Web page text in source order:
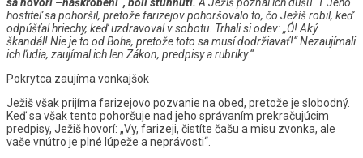
hostiteľ sa pohoršil, pretože farizejov pohoršovalo to, čo Ježíš robil, keď
odpúšťal hriechy, keď uzdravoval v sobotu. Trhali si odev: „Ó! Aký
škandál! Nie je to od Boha, pretože toto sa musí dodržiavať!“ Nezaujímali
ich ľudia, zaujímal ich len Zákon, predpisy a rubriky.“
Pokrytca zaujíma vonkajšok
Ježiš však prijíma farizejovo pozvanie na obed, pretože je slobodný.
Keď sa však tento pohoršuje nad jeho správaním prekračujúcim
predpisy, Ježiš hovorí: „Vy, farizeji, čistíte čašu a misu zvonka, ale
vaše vnútro je plné lúpeže a neprávosti“.